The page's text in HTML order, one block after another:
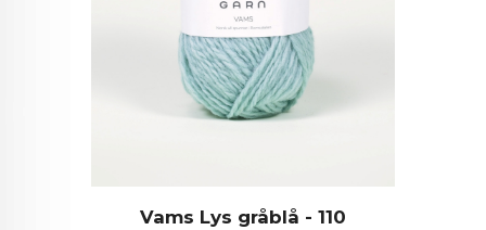
Vams Lys gråblå - 110